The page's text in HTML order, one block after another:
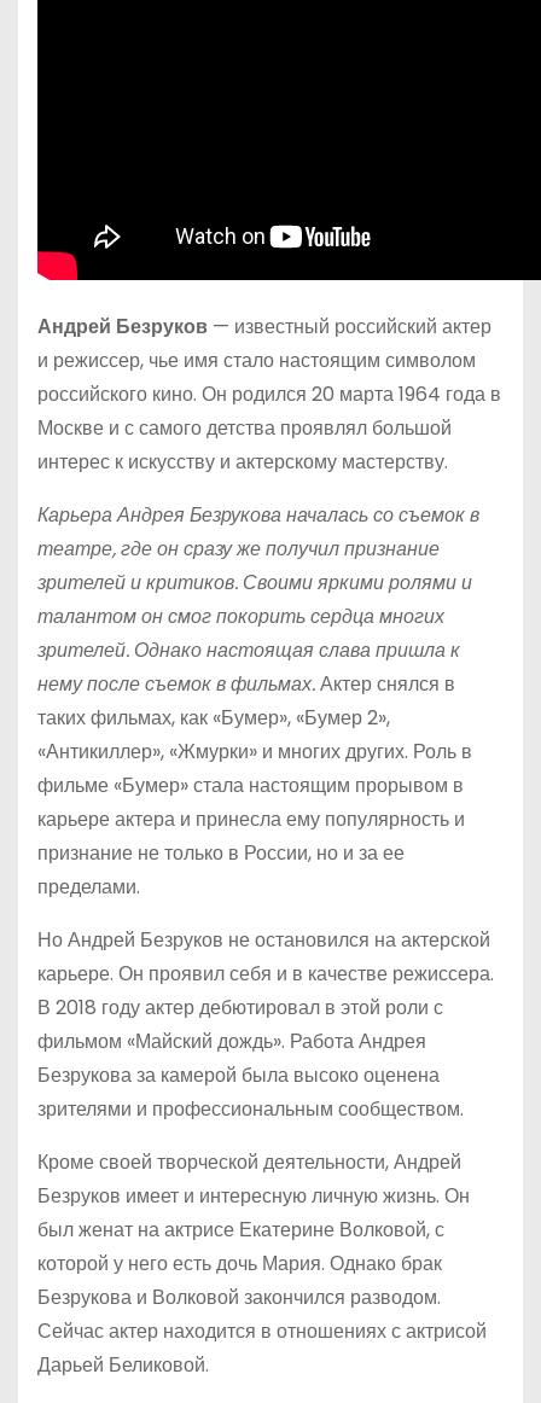
Андрей Безруков — известный российский актер
и режиссер, чье имя стало настоящим символом
российского кино. Он родился 20 марта 1964 года в
Москве и с самого детства проявлял большой
интерес к искусству и актерскому мастерству.
Карьера Андрея Безрукова началась со съемок в
театре, где он сразу же получил признание
зрителей и критиков. Своими яркими ролями и
талантом он смог покорить сердца многих
зрителей. Однако настоящая слава пришла к
нему после съемок в фильмах.Актер снялся в
таких фильмах, как «Бумер», «Бумер 2»,
«Антикиллер», «Жмурки» и многих других. Роль в
фильме «Бумер» стала настоящим прорывом в
карьере актера и принесла ему популярность и
признание не только в России, но и за ее
пределами.
Но Андрей Безруков не остановился на актерской
карьере. Он проявил себя и в качестве режиссера.
В 2018 году актер дебютировал в этой роли с
фильмом «Майский дождь». Работа Андрея
Безрукова за камерой была высоко оценена
зрителями и профессиональным сообществом.
Кроме своей творческой деятельности, Андрей
Безруков имеет и интересную личную жизнь. Он
был женат на актрисе Екатерине Волковой, с
которой у него есть дочь Мария. Однако брак
Безрукова и Волковой закончился разводом.
Сейчас актер находится в отношениях с актрисой
Дарьей Беликовой.